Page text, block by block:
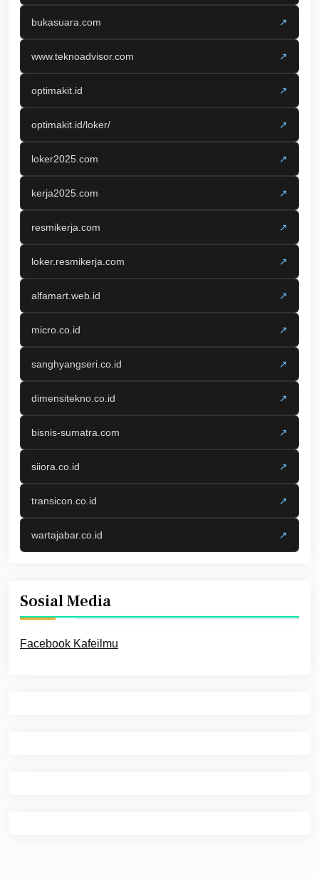
bukasuara.com ↗
www.teknoadvisor.com ↗
optimakit.id ↗
optimakit.id/loker/ ↗
loker2025.com ↗
kerja2025.com ↗
resmikerja.com ↗
loker.resmikerja.com ↗
alfamart.web.id ↗
micro.co.id ↗
sanghyangseri.co.id ↗
dimensitekno.co.id ↗
bisnis-sumatra.com ↗
siiora.co.id ↗
transicon.co.id ↗
wartajabar.co.id ↗
Sosial Media
Facebook Kafeilmu